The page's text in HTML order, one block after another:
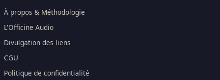
À propos & Méthodologie
L'Officine Audio
Divulgation des liens
CGU
Politique de confidentialité